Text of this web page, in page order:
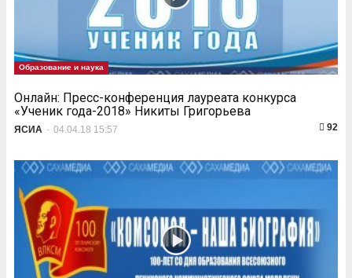
Образование и наука
Онлайн: Пресс-конференция лауреата конкурса
«Ученик года-2018» Никиты Григорьева
ЯСИА - 04.04.18 15:57 92